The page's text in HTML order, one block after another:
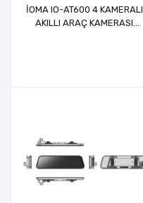
İOMA IO-AT600 4 KAMERALI
AKILLI ARAÇ KAMERASI